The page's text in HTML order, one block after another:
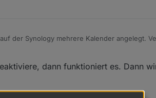
der Synology mehrere Kalender angelegt.
dann funktioniert es. Dann